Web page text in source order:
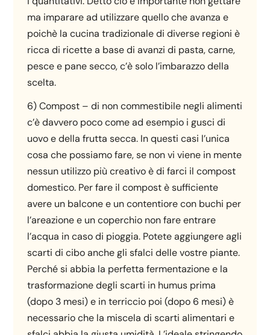
ma imparare ad utilizzare quello che avanza e
poichè la cucina tradizionale di diverse regioni è
ricca di ricette a base di avanzi di pasta, carne,
pesce e pane secco, c’è solo l’imbarazzo della
scelta.
6) Compost – di non commestibile negli alimenti
c’è davvero poco come ad esempio i gusci di
uovo e della frutta secca. In questi casi l’unica
cosa che possiamo fare, se non vi viene in mente
nessun utilizzo più creativo è di farci il compost
domestico. Per fare il compost è sufficiente
avere un balcone e un contentiore con buchi per
l’areazione e un coperchio non fare entrare
l’acqua in caso di pioggia. Potete aggiungere agli
scarti di cibo anche gli sfalci delle vostre piante.
Perché si abbia la perfetta fermentazione e la
trasformazione degli scarti in humus prima
(dopo 3 mesi) e in terriccio poi (dopo 6 mesi) è
necessario che la miscela di scarti alimentari e